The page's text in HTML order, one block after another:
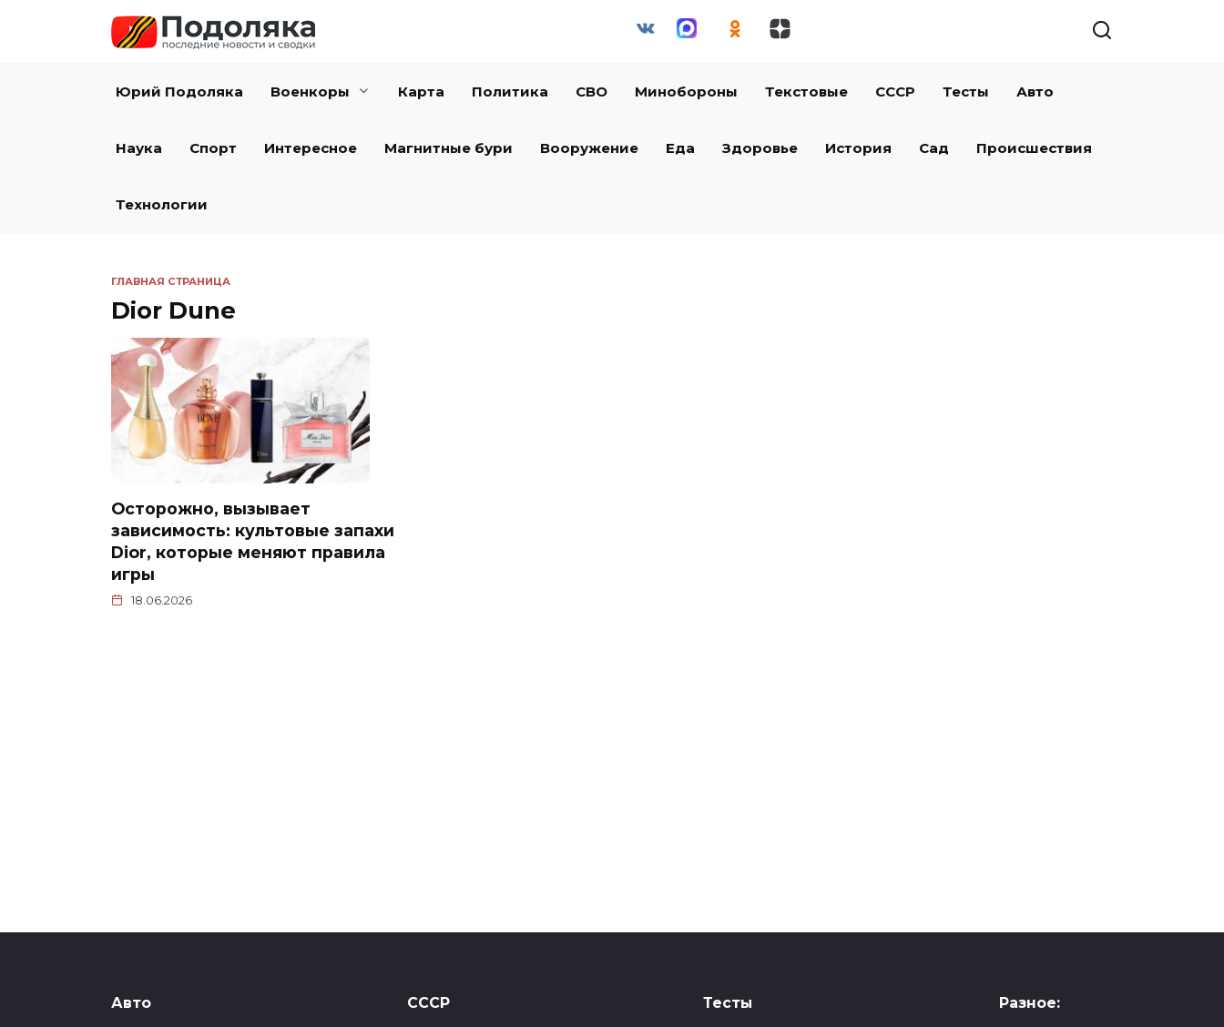
Юрий Подоляка Военкоры Карта Политика СВО Минобороны Текстовые СССР Тесты Авто
Наука Спорт Интересное Магнитные бури Вооружение Еда Здоровье История Сад Происшествия
Технологии
ГЛАВНАЯ СТРАНИЦА
Dior Dune
Осторожно, вызывает
зависимость: культовые запахи
Dior, которые меняют правила
игры
18.06.2026
Авто СССР Тесты Разное: